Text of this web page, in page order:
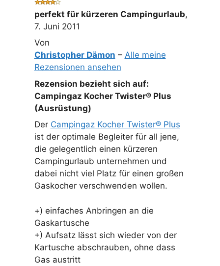
perfekt für kürzeren Campingurlaub,
7. Juni 2011
Von
Christopher Dämon – Alle meine
Rezensionen ansehen
Rezension bezieht sich auf:
Campingaz Kocher Twister® Plus
(Ausrüstung)
Der Campingaz Kocher Twister® Plus
ist der optimale Begleiter für all jene,
die gelegentlich einen kürzeren
Campingurlaub unternehmen und
dabei nicht viel Platz für einen großen
Gaskocher verschwenden wollen.
+) einfaches Anbringen an die
Gaskartusche
+) Aufsatz lässt sich wieder von der
Kartusche abschrauben, ohne dass
Gas austritt